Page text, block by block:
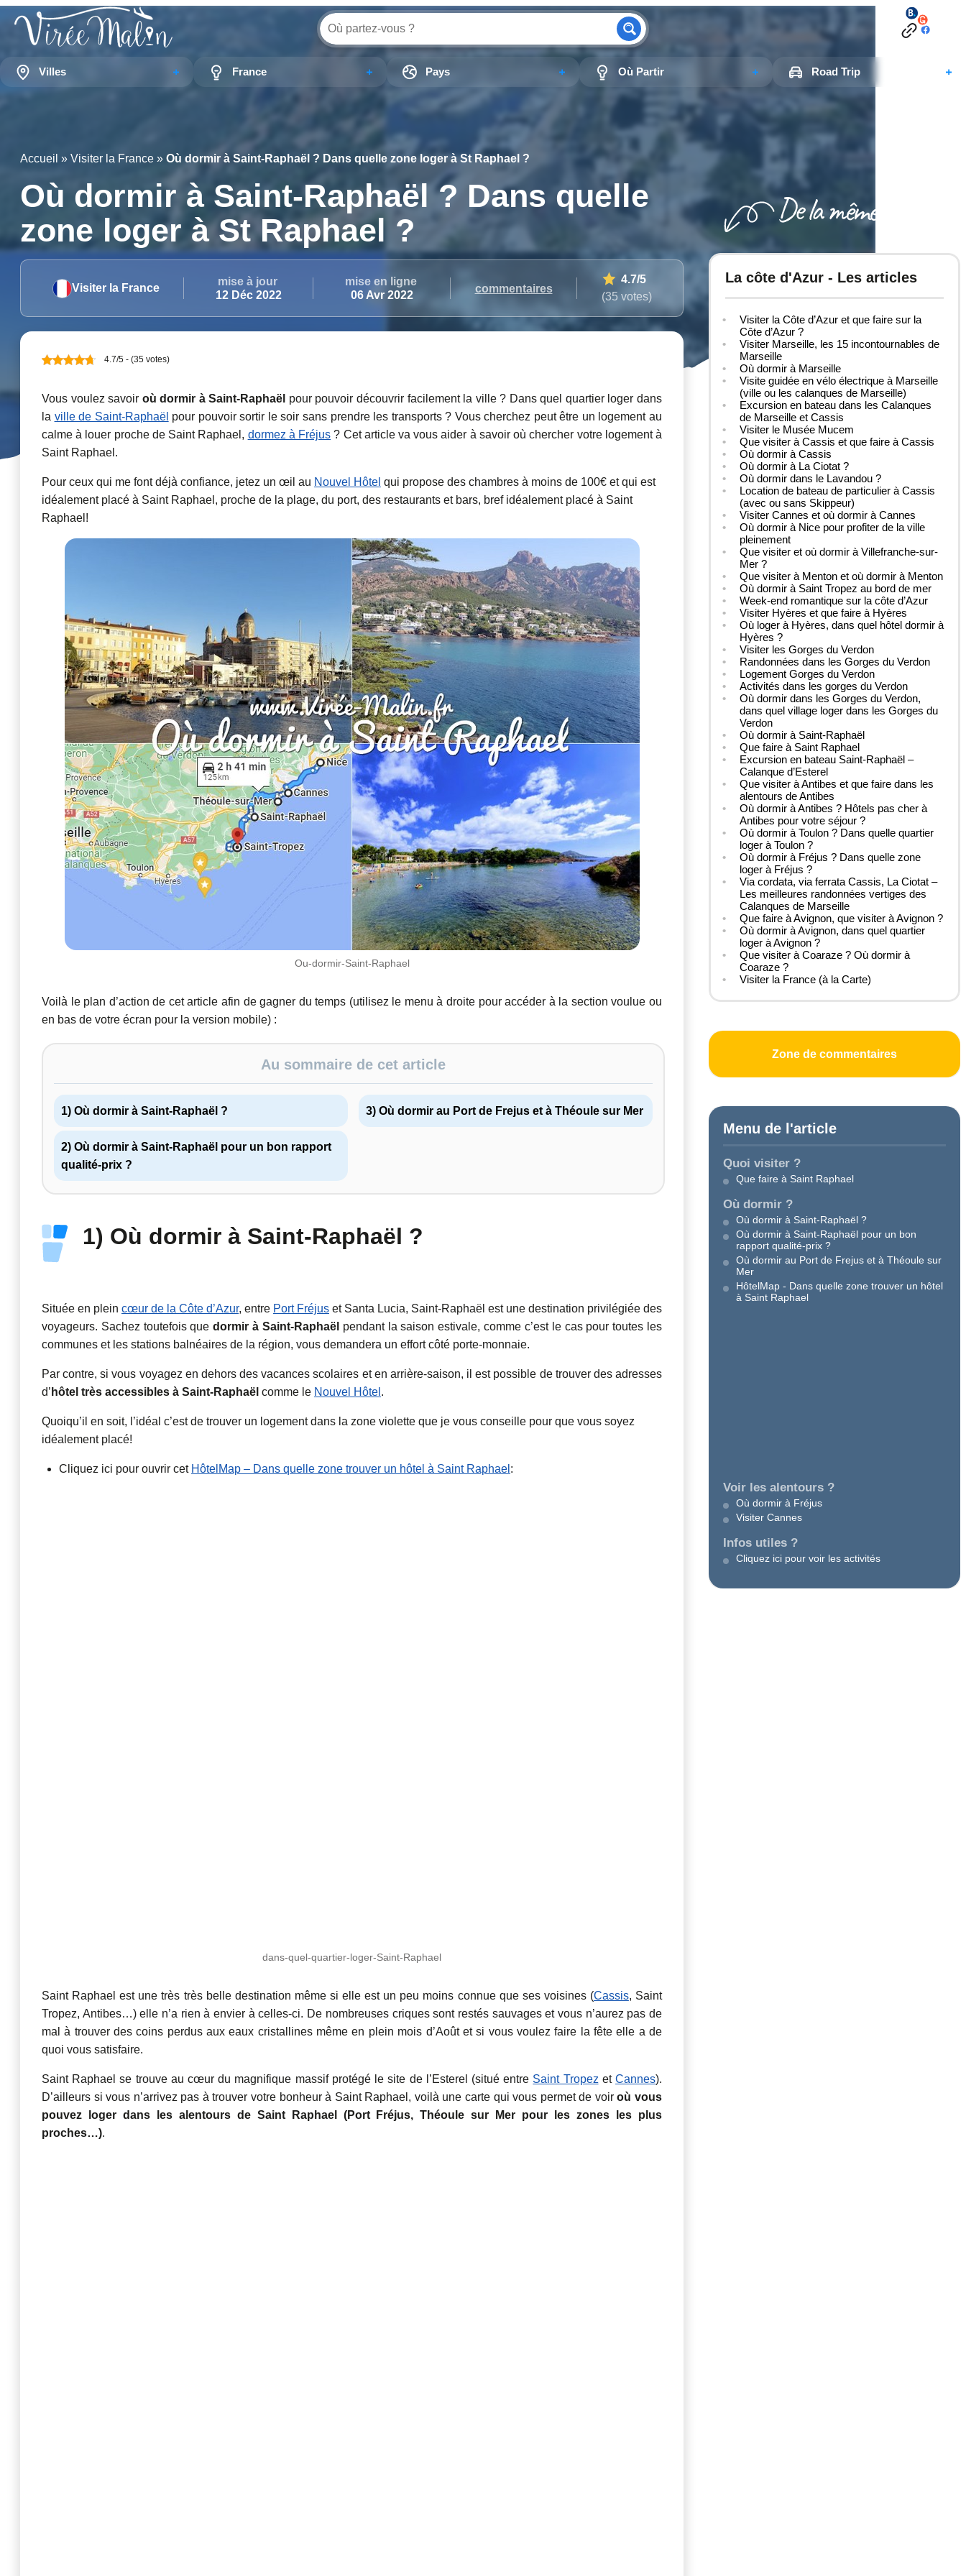
Villes France Pays Où Partir Road Trip
Accueil » Visiter la France » Où dormir à Saint-Raphaël ? Dans quelle zone loger à St Raphael ?
Où dormir à Saint-Raphaël ? Dans quelle
zone loger à St Raphael ?
Visiter la France
mise à jour
12 Déc 2022
mise en ligne
06 Avr 2022
commentaires
4.7/5
(35 votes)
4.7/5 - (35 votes)
Vous voulez savoir où dormir à Saint-Raphaël pour pouvoir découvrir facilement la ville ? Dans quel quartier loger dans
la ville de Saint-Raphaël pour pouvoir sortir le soir sans prendre les transports ? Vous cherchez peut être un logement au
calme à louer proche de Saint Raphael, dormez à Fréjus ? Cet article va vous aider à savoir où chercher votre logement à
Saint Raphael.
Pour ceux qui me font déjà confiance, jetez un œil au Nouvel Hôtel qui propose des chambres à moins de 100€ et qui est
idéalement placé à Saint Raphael, proche de la plage, du port, des restaurants et bars, bref idéalement placé à Saint
Raphael!
Ou-dormir-Saint-Raphael
Voilà le plan d’action de cet article afin de gagner du temps (utilisez le menu à droite pour accéder à la section voulue ou
en bas de votre écran pour la version mobile) :
Au sommaire de cet article
1) Où dormir à Saint-Raphaël ?
2) Où dormir à Saint-Raphaël pour un bon rapport
qualité-prix ?
3) Où dormir au Port de Frejus et à Théoule sur Mer
1) Où dormir à Saint-Raphaël ?
Située en plein cœur de la Côte d’Azur, entre Port Fréjus et Santa Lucia, Saint-Raphaël est une destination privilégiée des
voyageurs. Sachez toutefois quedormir à Saint-Raphaël pendant la saison estivale, comme c’est le cas pour toutes les
communes et les stations balnéaires de la région, vous demandera un effort côté porte-monnaie.
Par contre, si vous voyagez en dehors des vacances scolaires et en arrière-saison, il est possible de trouver des adresses
d’ hôtel très accessibles à Saint-Raphaël comme le Nouvel Hôtel .
Quoiqu’il en soit, l’idéal c’est de trouver un logement dans la zone violette que je vous conseille pour que vous soyez
idéalement placé!
Cliquez ici pour ouvrir cet HôtelMap – Dans quelle zone trouver un hôtel à Saint Raphael :
dans-quel-quartier-loger-Saint-Raphael
Saint Raphael est une très très belle destination même si elle est un peu moins connue que ses voisines (Cassis, Saint
Tropez, Antibes…) elle n’a rien à envier à celles-ci. De nombreuses criques sont restés sauvages et vous n’aurez pas de
mal à trouver des coins perdus aux eaux cristallines même en plein mois d’Août et si vous voulez faire la fête elle a de
quoi vous satisfaire.
Saint Raphael se trouve au cœur du magnifique massif protégé le site de l’Esterel (situé entre Saint Tropez etCannes).
D’ailleurs si vous n’arrivez pas à trouver votre bonheur à Saint Raphael, voilà une carte qui vous permet de voiroù vous
pouvez loger dans les alentours de Saint Raphael (Port Fréjus, Théoule sur Mer pour les zones les plus
proches…).
La côte d'Azur - Les articles
Visiter la Côte d’Azur et que faire sur la
Côte d’Azur ?
Visiter Marseille, les 15 incontournables de
Marseille
Où dormir à Marseille
Visite guidée en vélo électrique à Marseille
(ville ou les calanques de Marseille)
Excursion en bateau dans les Calanques
de Marseille et Cassis
Visiter le Musée Mucem
Que visiter à Cassis et que faire à Cassis
Où dormir à Cassis
Où dormir à La Ciotat ?
Où dormir dans le Lavandou ?
Location de bateau de particulier à Cassis
(avec ou sans Skippeur)
Visiter Cannes et où dormir à Cannes
Où dormir à Nice pour profiter de la ville
pleinement
Que visiter et où dormir à Villefranche-sur-
Mer ?
Que visiter à Menton et où dormir à Menton
Où dormir à Saint Tropez au bord de mer
Week-end romantique sur la côte d’Azur
Visiter Hyères et que faire à Hyères
Où loger à Hyères, dans quel hôtel dormir à
Hyères ?
Visiter les Gorges du Verdon
Randonnées dans les Gorges du Verdon
Logement Gorges du Verdon
Activités dans les gorges du Verdon
Où dormir dans les Gorges du Verdon,
dans quel village loger dans les Gorges du
Verdon
Où dormir à Saint-Raphaël
Que faire à Saint Raphael
Excursion en bateau Saint-Raphaël –
Calanque d’Esterel
Que visiter à Antibes et que faire dans les
alentours de Antibes
Où dormir à Antibes ? Hôtels pas cher à
Antibes pour votre séjour ?
Où dormir à Toulon ? Dans quelle quartier
loger à Toulon ?
Où dormir à Fréjus ? Dans quelle zone
loger à Fréjus ?
Via cordata, via ferrata Cassis, La Ciotat –
Les meilleures randonnées vertiges des
Calanques de Marseille
Que faire à Avignon, que visiter à Avignon ?
Où dormir à Avignon, dans quel quartier
loger à Avignon ?
Que visiter à Coaraze ? Où dormir à
Coaraze ?
Visiter la France (à la Carte)
Zone de commentaires
Menu de l'article
Quoi visiter ?
Que faire à Saint Raphael
Où dormir ?
Où dormir à Saint-Raphaël ?
Où dormir à Saint-Raphaël pour un bon
rapport qualité-prix ?
Où dormir au Port de Frejus et à Théoule sur
Mer
HôtelMap - Dans quelle zone trouver un hôtel
à Saint Raphael
Voir les alentours ?
Où dormir à Fréjus
Visiter Cannes
Infos utiles ?
Cliquez ici pour voir les activités